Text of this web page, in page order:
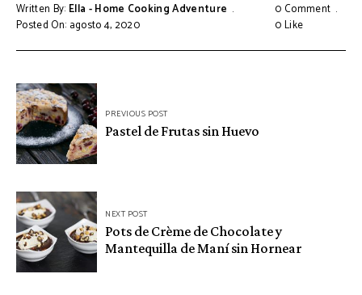
Written By: Ella - Home Cooking Adventure
Posted On: agosto 4, 2020
0 Comment
0Like
Navegación
de
entradas
PREVIOUS POST
Pastel de Frutas sin Huevo
NEXT POST
Pots de Crème de Chocolate y
Mantequilla de Maní sin Hornear